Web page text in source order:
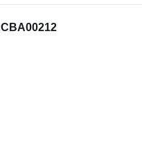
CBA00212